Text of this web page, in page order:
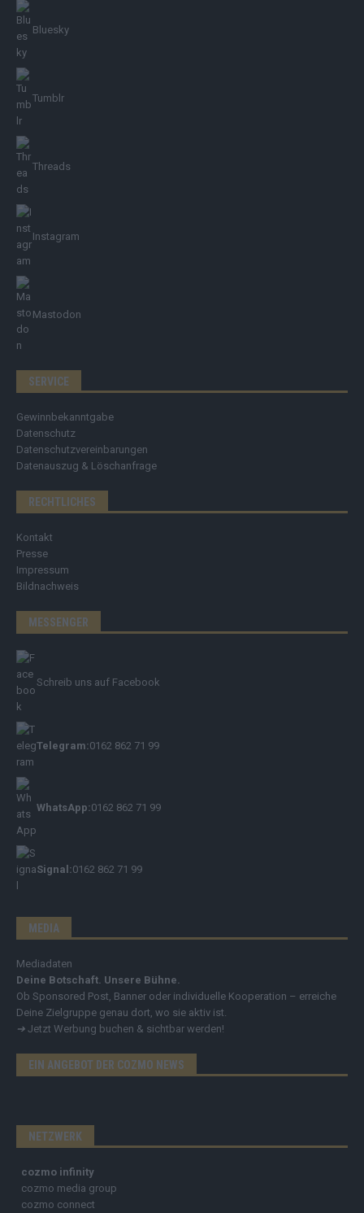
Bluesky
Tumblr
Threads
Instagram
Mastodon
SERVICE
Gewinnbekanntgabe
Datenschutz
Datenschutzvereinbarungen
Datenauszug & Löschanfrage
RECHTLICHES
Kontakt
Presse
Impressum
Bildnachweis
MESSENGER
Schreib uns auf Facebook
Telegram:0162 862 71 99
WhatsApp:0162 862 71 99
Signal:0162 862 71 99
MEDIA
Mediadaten
Deine Botschaft. Unsere Bühne.
Ob Sponsored Post, Banner oder individuelle Kooperation – erreiche
Deine Zielgruppe genau dort, wo sie aktiv ist.
➔ Jetzt Werbung buchen & sichtbar werden!
EIN ANGEBOT DER COZMO NEWS
NETZWERK
cozmo infinity
cozmo media group
cozmo connect